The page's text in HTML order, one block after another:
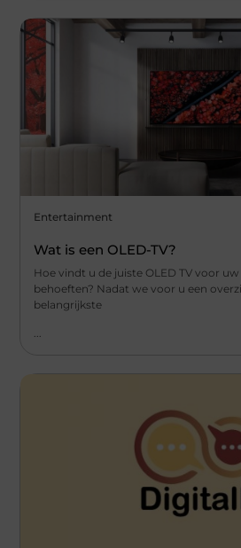
Entertainment
Wat is een OLED-TV?
Hoe vindt u de juiste OLED TV voor
behoeften? Nadat we voor u een
belangrijkste
...